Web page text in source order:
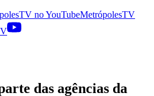
noYouTubeMetrópolesTV
das agências da